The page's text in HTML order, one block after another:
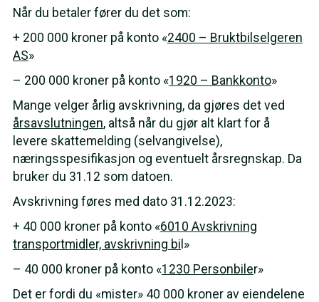
Når du betaler fører du det som:
+ 200 000 kroner på konto «2400 – Bruktbilselgeren
AS»
– 200 000 kroner på konto «1920 – Bankkonto»
Mange velger årlig avskrivning, da gjøres det ved
årsavslutningen, altså når du gjør alt klart for å
levere skattemelding (selvangivelse),
næringsspesifikasjon og eventuelt årsregnskap. Da
bruker du 31.12 som datoen.
Avskrivning føres med dato 31.12.2023:
+ 40 000 kroner på konto «6010 Avskrivning
transportmidler, avskrivning bi l»
– 40 000 kroner på konto «1230 Personbiler»
Det er fordi du «mister» 40 000 kroner av eiendelene